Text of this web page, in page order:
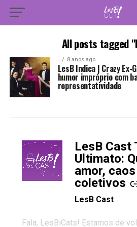
All posts tagged
. 8 anos ago
LesB Indica | Crazy
humor impróprio com
representatividade
LesB Cast
Ultimato:
amor,
coletivos
-
LesB Cast
Fala, LesBiCats! Estamos de